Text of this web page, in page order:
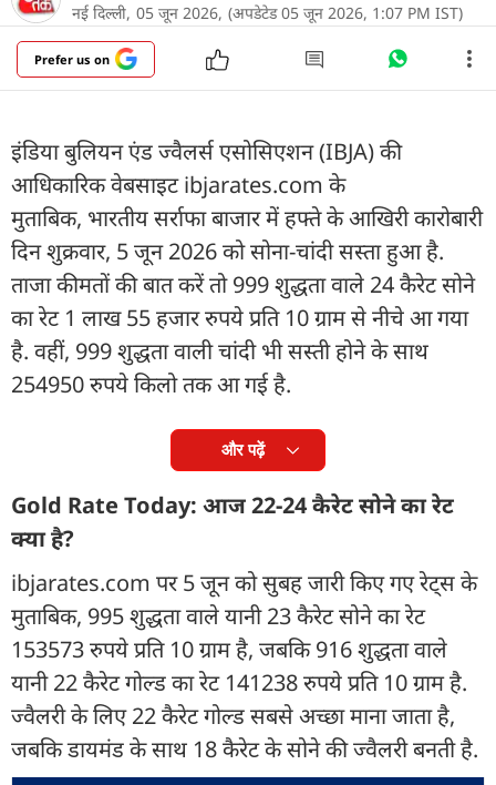
नई दिल्ली, 05 जून 2026, (अपडेटेड 05 जून 2026, 1:07 PM IST)
Prefer us on
इंडिया बुलियन एंड ज्वैलर्स एसोसिएशन (IBJA) की
आधिकारिक वेबसाइट ibjarates.com के
मुताबिक, भारतीय सर्राफा बाजार में हफ्ते के आखिरी कारोबारी
दिन शुक्रवार, 5 जून 2026 को सोना-चांदी सस्ता हुआ है.
ताजा कीमतों की बात करें तो 999 शुद्धता वाले 24 कैरेट सोने
का रेट 1 लाख 55 हजार रुपये प्रति 10 ग्राम से नीचे आ गया
है. वहीं, 999 शुद्धता वाली चांदी भी सस्ती होने के साथ
254950 रुपये किलो तक आ गई है.
और पढ़ें
Gold Rate Today: आज 22-24 कैरेट सोने का रेट
क्या है?
ibjarates.com पर 5 जून को सुबह जारी किए गए रेट्स के
मुताबिक, 995 शुद्धता वाले यानी 23 कैरेट सोने का रेट
153573 रुपये प्रति 10 ग्राम है, जबकि 916 शुद्धता वाले
यानी 22 कैरेट गोल्ड का रेट 141238 रुपये प्रति 10 ग्राम है.
ज्वैलरी के लिए 22 कैरेट गोल्ड सबसे अच्छा माना जाता है,
जबकि डायमंड के साथ 18 कैरेट के सोने की ज्वैलरी बनती है.